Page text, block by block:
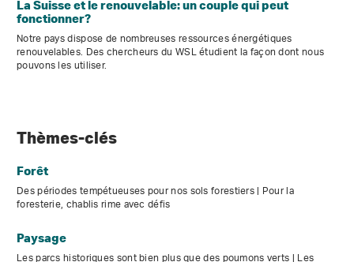
La Suisse et le renouvelable: un couple qui peut
fonctionner?
Notre pays dispose de nombreuses ressources énergétiques
renouvelables. Des chercheurs du WSL étudient la façon dont nous
pouvons les utiliser.
Thèmes-clés
Forêt
Des périodes tempétueuses pour nos sols forestiers | Pour la
foresterie, chablis rime avec défis
Paysage